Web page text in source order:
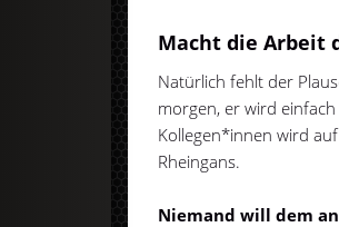
Macht die Arbeit
Natürlich fehlt der
morgen, er wird
Kollegen*innen wird
Rheingans.
Niemand will dem